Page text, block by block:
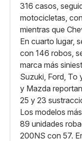
316 casos,
motocicletas,
mientras que
En cuarto lugar,
con 146 robos,
marca más
Suzuki, Ford, To
y Mazda
25 y 23
Los modelos
89 unidades
200NS con 57.